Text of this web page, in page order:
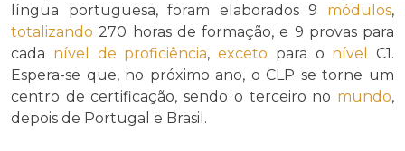
língua portuguesa, foram elaborados 9 módulos,
totalizando 270 horas de formação, e 9 provas para
cada nível de proficiência, exceto para o nível
C1.
Espera-se que, no próximo ano, o CLP se torne um
centro de certificação, sendo o terceiro no mundo,
depois de Portugal e Brasil.